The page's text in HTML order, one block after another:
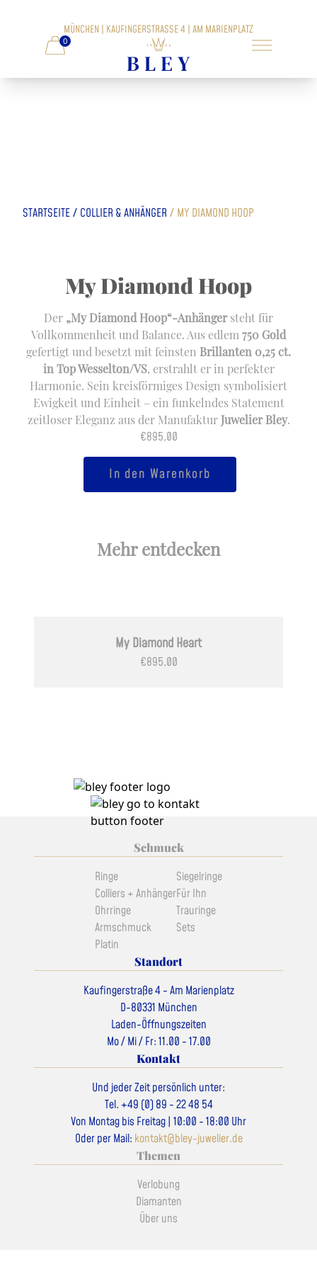
MÜNCHEN | KAUFINGERSTRASSE 4 | AM MARIENPLATZ
0
STARTSEITE/ COLLIER & ANHÄNGER / MY DIAMOND HOOP
My Diamond Hoop
Der „My Diamond Hoop“-Anhängersteht für
Vollkommenheit und Balance. Aus edlem 750 Gold
gefertigt und besetzt mit feinsten Brillanten 0,25 ct.
in Top Wesselton/VS, erstrahlt er in perfekter
Harmonie. Sein kreisförmiges Design symbolisiert
Ewigkeit und Einheit – ein funkelndes Statement
zeitloser Eleganz aus der ManufakturJuwelier Bley.
€895,00
DiamondIn den Warenkorb
Mehr entdecken
My Diamond Heart
€895,00
Schmuck
Ringe
Colliers + Anhänger
Ohrringe
Armschmuck
Platin
Siegelringe
Für Ihn
Trauringe
Sets
Standort
Kaufingerstraße 4 - Am Marienplatz
D-80331 München
Laden-Öffnungszeiten
Mo / Mi / Fr: 11.00 - 17.00
Kontakt
Und jeder Zeit persönlich unter:
Tel. +49 (0) 89 - 22 48 54
Von Montag bis Freitag | 10:00 - 18:00 Uhr
Oder per Mail: kontakt@bley-juwelier.de
Themen
Verlobung
Diamanten
Über uns